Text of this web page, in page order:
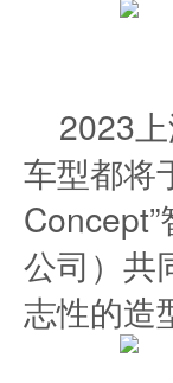
2023
车型都将
公司）共
志性的造